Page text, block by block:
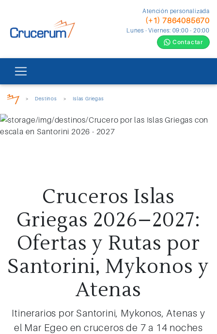
Atención personalizada
(+1) 7864085670
Lunes - Viernes: 09:00 - 20:00
Contactar
> Destinos > Islas Griegas
Cruceros Islas
Griegas 2026–2027:
Ofertas y Rutas por
Santorini, Mykonos y
Atenas
Itinerarios por Santorini, Mykonos, Atenas y
el Mar Egeo en cruceros de 7 a 14 noches